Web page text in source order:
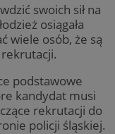
swoich sił na
osiągała
wiele osób, że są
rekrutacji.
podstawowe
kandydat musi
rekrutacji do
policji śląskiej.